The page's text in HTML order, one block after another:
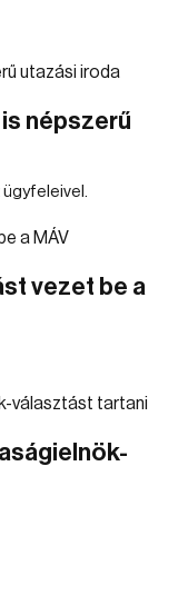
népszerű
ügyfeleivel.
vezet be a